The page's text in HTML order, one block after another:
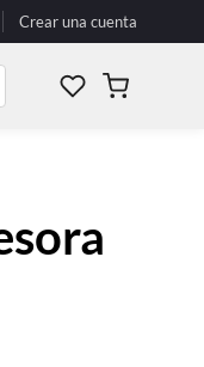
Crear una cuenta
Mi carrito